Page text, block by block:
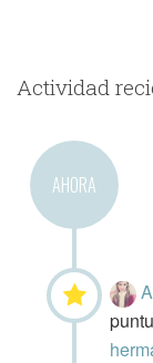
Actividad
AHORA